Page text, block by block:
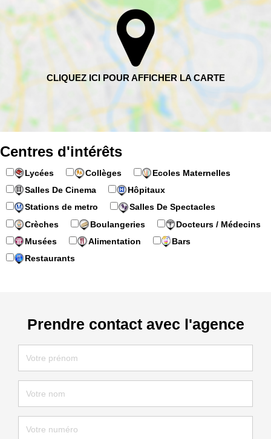
Centres d'intérêts
Lycées Collèges
Ecoles Maternelles
Salles De Cinema
Hôpitaux
Stations de metro
Salles De Spectacles
Crèches
Boulangeries
Docteurs / Médecins
Musées
Alimentation
Bars
Restaurants
Prendre contact avec l'agence